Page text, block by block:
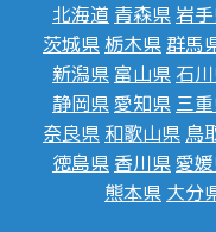
北海道 青森県 岩
茨城県 栃木県群馬
新潟県 富山県 石
静岡県愛知県 三
奈良県 和歌山県 鳥
徳島県 香川県愛
熊本県 大分